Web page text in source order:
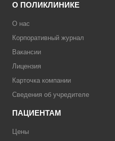
О ПОЛИКЛИНИКЕ
О нас
Корпоративный журнал
Вакансии
Лицензия
Карточка компании
Сведения об учредителе
ПАЦИЕНТАМ
Цены